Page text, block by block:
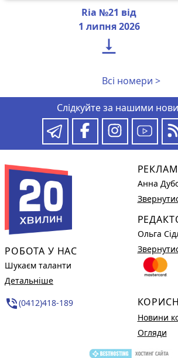
Ria №21 від
1 липня 2026

Всі номери >
Слідкуйте за нашими
РОБОТА У НАС
Шукаєм таланти
Детальніше
phone_in_talk(0412)418-189
Анна
Ольга
Новини
Огляди